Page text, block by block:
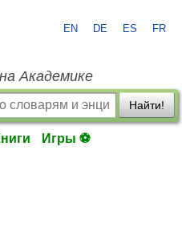
EN DE ES FR
Академике
Найти!
Игры ⚽